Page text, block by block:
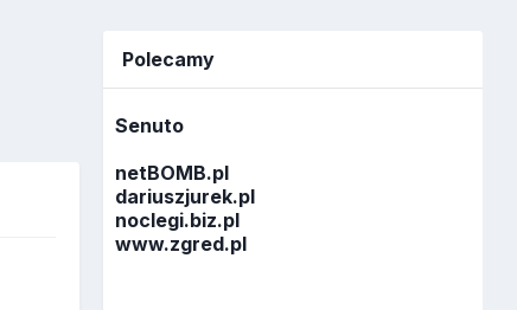
Polecamy
Senuto
netBOMB.pl
dariuszjurek.pl
noclegi.biz.pl
www.zgred.pl